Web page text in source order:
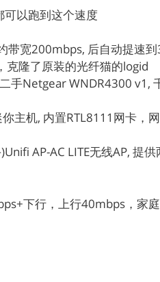
以跑到这个速度
带宽200mbps, 后自动提速
克隆了原装的光纤猫的logid
手Netgear WNDR4300 v1,
主机, 内置RTL8111网卡，
AP-AC LITE无线AP, 提
下行，上行40mbps，家